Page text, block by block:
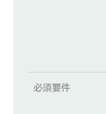
必須要件